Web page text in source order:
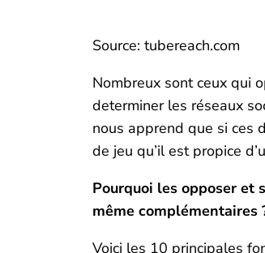
Source: tubereach.com
Nombreux sont ceux qui
determiner les réseaux
nous apprend que si ces
de jeu qu’il est propice
Pourquoi les opposer et
même complémentaires
Voici les 10 principales